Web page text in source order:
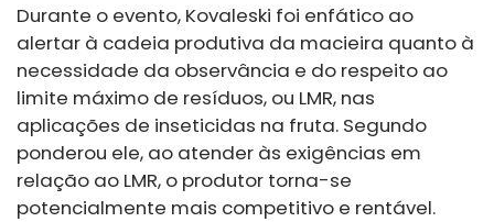
Durante o evento, Kovaleski foi enfático ao
alertar à cadeia produtiva da macieira quanto à
necessidade da observância e do respeito ao
limite máximo de resíduos, ou LMR, nas
aplicações de inseticidas na fruta. Segundo
ponderou ele, ao atender às exigências em
relação ao LMR, o produtor torna-se
potencialmente mais competitivo e rentável.